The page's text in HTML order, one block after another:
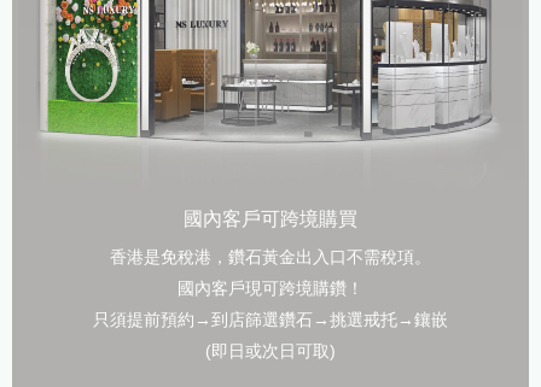
國內客戶可跨境購買
香港是免稅港，鑽石黃金出入口不需稅項。
國內客戶現可跨境購鑽！
只須提前預約→到店篩選鑽石→挑選戒托→鑲嵌
(即日或次日可取)